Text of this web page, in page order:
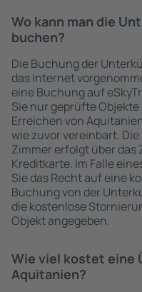
Wo kann man die
buchen?
Die Buchung der
das Internet
eine Buchung auf
Sie nur geprüfte
Erreichen von
wie zuvor vereinbart.
Zimmer erfolgt über das
Kreditkarte. Im Falle
Sie das Recht auf eine
Buchung von der
die kostenlose
Objekt angegeben.
Wie viel kostet eine
Aquitanien?